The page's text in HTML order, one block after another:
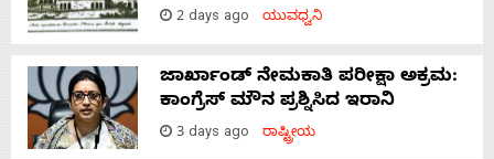
2 days ago ಯುವಧ್ವನಿ
ಜಾರ್ಖಾಂಡ್‌ ನೇಮಕಾತಿ ಪರೀಕ್ಷಾ ಅಕ್ರಮ:
ಕಾಂಗ್ರೆಸ್‌ ಮೌನ ಪ್ರಶ್ನಿಸಿದ ಇರಾನಿ
3 days ago ರಾಷ್ಟ್ರೀಯ